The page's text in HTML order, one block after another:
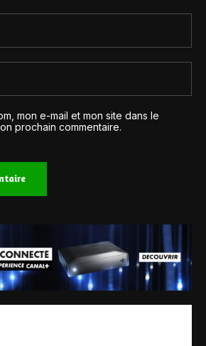
mon e-mail et mon site dans le
prochain commentaire.